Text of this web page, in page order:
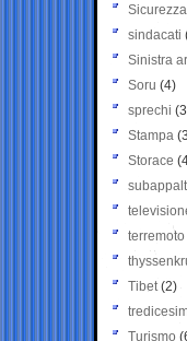
Sicurezza
sindacati
Sinistra
Soru (4)
sprechi
Stampa
Storace
terremoto
Tibet(2)
Turismo